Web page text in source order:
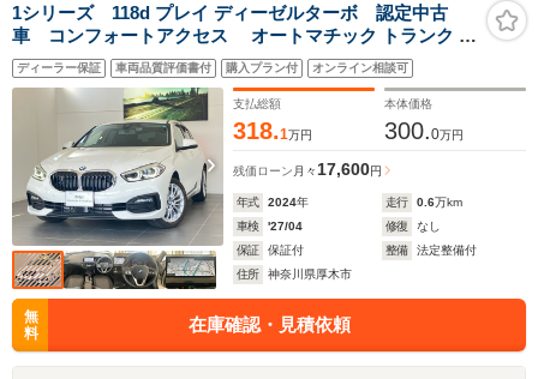
1シリーズ 118d プレイ ディーゼルターボ 認定中古
車 コンフォートアクセス オートマチック トランク リ
ッド ロック Aクルーズコントロール+Stop&Go機能
LED ヘッドライト ハイビームアシスタント
ディーラー保証 車両品質評価書付 購入プラン付 オンライン相談可
支払総額
318.1万円
本体価格
300.0万円
残価ローン 月々 17,600円
年式 2024年 走行 0.6万km
車検
'27/04 修復
なし
保証
保証付 整備
法定整備付
住所
神奈川県厚木市
無
料
在庫確認・見積依頼